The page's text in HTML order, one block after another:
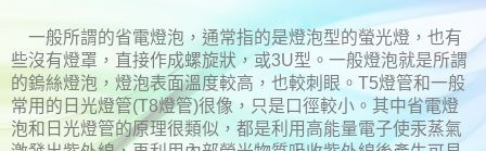
一般所謂的省電燈泡，通常指的是燈泡型的螢光燈，也有
些沒有燈罩，直接作成螺旋狀，或3U型。一般燈泡就是所謂
的鎢絲燈泡，燈泡表面溫度較高，也較刺眼。 T5燈管和一般
常用的日光燈管(T8燈管)很像，只是口徑較小。其中省電燈
泡和日光燈管的原理很類似，都是利用高能量電子使汞蒸氣